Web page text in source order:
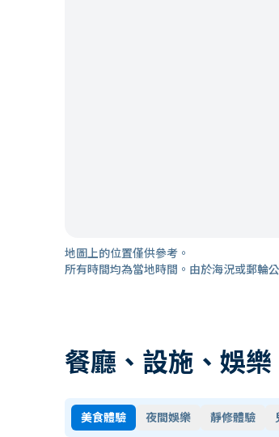
地圖上的位置僅供參考。
所有時間均為當地時間。由於海況或郵輪
餐廳、設施、娛
美食體驗 夜間娛樂 靜修體驗